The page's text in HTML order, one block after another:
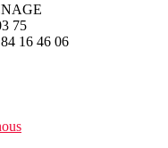
75
16 46 06